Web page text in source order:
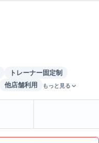
トレーナー固定制
他店舗利用 もっと見る